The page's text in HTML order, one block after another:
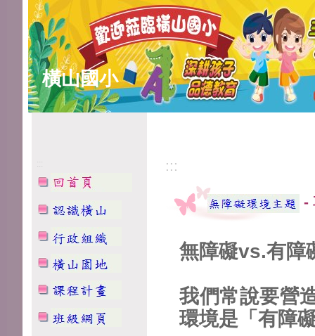
橫山國小
::: :::
-
無障礙vs.有障
我們常說要營
環境是「有障